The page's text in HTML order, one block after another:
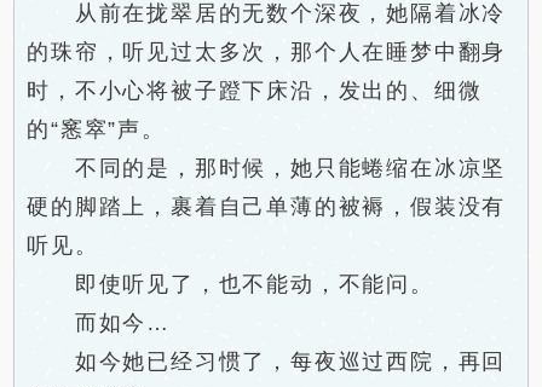
从前在拢翠居的无数个深夜，她隔着冰冷
的珠帘，听见过太多次，那个人在睡梦中翻身
时，不小心将被子蹬下床沿，发出的、细微
的“窸窣”声。
不同的是，那时候，她只能蜷缩在冰凉坚
硬的脚踏上，裹着自己单薄的被褥，假装没有
听见。
即使听见了，也不能动，不能问。
而如今…
如今她已经习惯了，每夜巡过西院，再回